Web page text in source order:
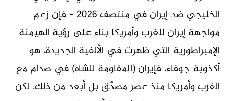
الخليجي ضد إيران في منتصف 2026 – فإن زعم
مواجهة إيران للغرب وأمريكا بناء على رؤية الهيمنة
الإمبراطورية التي ظهرت في الألفية الجديدة، هو
أكذوبة جوفاء، فإيران (المقاومة للشاه) في صدام مع
الغرب وأمريكا منذ عصر مصدَّق بل أبعد من ذلك. لكن